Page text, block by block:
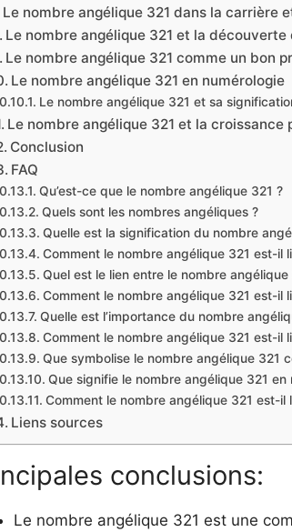
Le nombre angélique 321 dans la carrière
Le nombre angélique 321 et la découverte
Le nombre angélique 321 comme un bon
Le nombre angélique 321 en numérologie
Le nombre angélique 321 et sa
Le nombre angélique 321 et la croissance
Conclusion
FAQ
Qu’est-ce que le nombre angélique 321 ?
Quels sont les nombres angéliques ?
Quelle est la signification du nombre
Comment le nombre angélique 321 est-il
Quel est le lien entre le nombre
Comment le nombre angélique 321 est-il
Quelle est l’importance du nombre
Comment le nombre angélique 321 est-il
Que symbolise le nombre angélique 321
Que signifie le nombre angélique 321 en
Comment le nombre angélique 321 est-il
Liens sources
conclusions:
Le nombre angélique 321 est une